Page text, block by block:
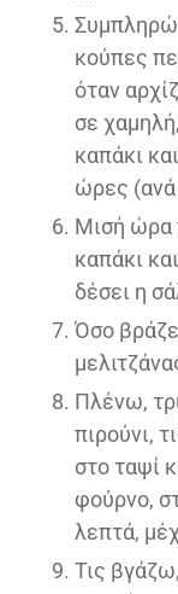
κούπες
όταν
σε
καπάκι
ώρες
Μισή ώρα
καπάκι
δέσει η
Όσο
Πλένω,
πιρούνι,
στο ταψί
φούρνο,
λεπτά,
Τις